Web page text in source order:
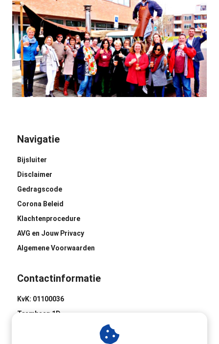
Navigatie
Bijsluiter
Disclaimer
Gedragscode
Corona Beleid
Klachtenprocedure
AVG en Jouw Privacy
Algemene Voorwaarden
Contactinformatie
KvK: 01100036
Trambaan 1D